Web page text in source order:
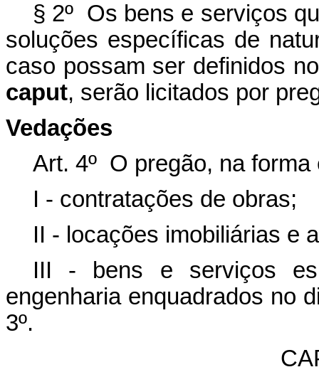
§ 2º Os bens e serviços
soluções específicas de
caso possam ser definidos
caput, serão licitados por
Vedações
Art. 4º O pregão, na
I - contratações de obras;
II - locações imobiliárias e
III - bens e serviços
engenharia enquadrados no
3º.